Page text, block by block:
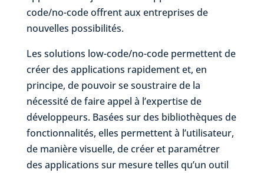
code/no-code offrent aux entreprises de
nouvelles possibilités.
Les solutions low-code/no-code permettent de
créer des applications rapidement et, en
principe, de pouvoir se soustraire de la
nécessité de faire appel à l’expertise de
développeurs. Basées sur des bibliothèques de
fonctionnalités, elles permettent à l’utilisateur,
de manière visuelle, de créer et paramétrer
des applications sur mesure telles qu’un outil